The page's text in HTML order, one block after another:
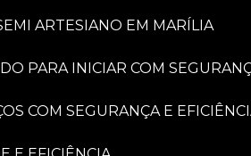
ARTESIANO EM MARÍLIA
PARA INICIAR COM
COM SEGURANÇA E